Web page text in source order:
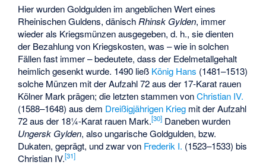
Hier wurden Goldgulden im angeblichen Wert eines
Rheinischen Guldens, dänisch Rhinsk Gylden, immer
wieder als Kriegsmünzen ausgegeben, d. h., sie dienten
der Bezahlung von Kriegskosten, was – wie in solchen
Fällen fast immer – bedeutete, dass der Edelmetallgehalt
heimlich gesenkt wurde. 1490 ließ König Hans (1481–1513)
solche Münzen mit der Aufzahl 72 aus der 17-Karat rauen
Kölner Mark prägen; die letzten stammen vonChristian IV.
(1588–1648) aus dem Dreißigjährigen Krieg mit der Aufzahl
72 aus der 18¼-Karat rauen Mark.[30] Daneben wurden
Ungersk Gylden, also ungarische Goldgulden, bzw.
Dukaten, geprägt, und zwar von Frederik I. (1523–1533) bis
Christian IV.[31]